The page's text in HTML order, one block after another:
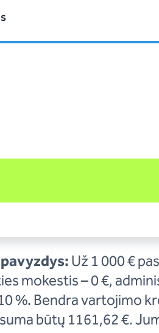
Už 1 000 €
mokestis – 0 €,
%. Bendra vartojimo
suma būtų 1161,62 €.